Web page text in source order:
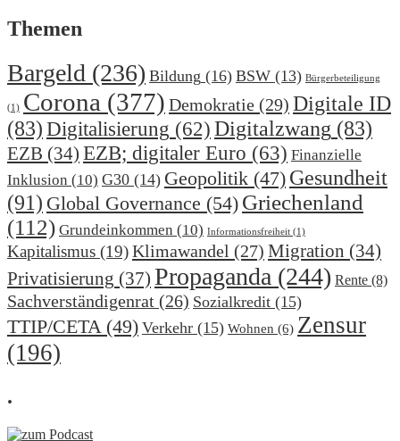
Themen
Bargeld (236) Bildung (16) BSW (13) Bürgerbeteiligung
(1) Corona (377) Demokratie (29) Digitale ID
(83) Digitalisierung (62) Digitalzwang (83)
EZB (34) EZB; digitaler Euro (63) Finanzielle
Inklusion (10) G30 (14) Geopolitik (47) Gesundheit
(91) Global Governance (54) Griechenland
(112) Grundeinkommen (10) Informationsfreiheit (1)
Kapitalismus (19)Klimawandel (27) Migration (34)
Privatisierung (37) Propaganda (244) Rente (8)
Sachverständigenrat (26) Sozialkredit (15)
TTIP/CETA(49) Verkehr (15) Wohnen (6) Zensur
(196)
.